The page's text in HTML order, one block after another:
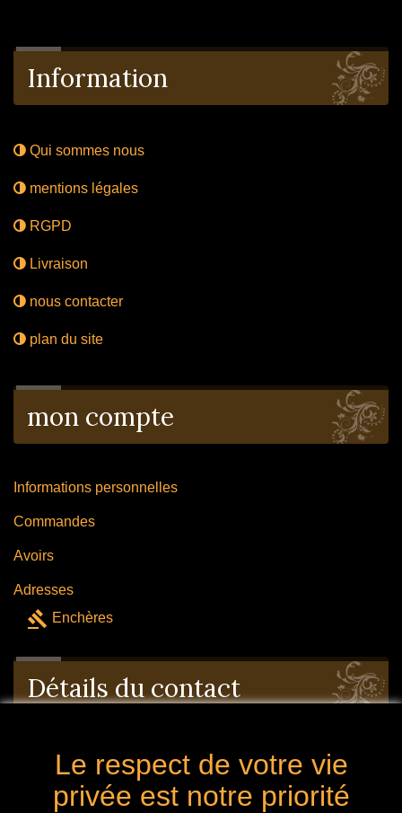
Information
Qui sommes nous
mentions légales
RGPD
Livraison
nous contacter
plan du site
mon compte
Informations personnelles
Commandes
Avoirs
Adresses
gavel Enchères
Détails du contact
mon entreprise: 8 Avenue des platanes 4053
Chaudfontaine Belgique
Le respect de votre vie
privée est notre priorité